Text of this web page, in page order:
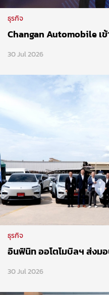
ธุรกิจ
Changan Automobile เ
30 Jul 2026
ธุรกิจ
อินฟินิท ออโตโมบิลฯ ส่งม
30 Jul 2026